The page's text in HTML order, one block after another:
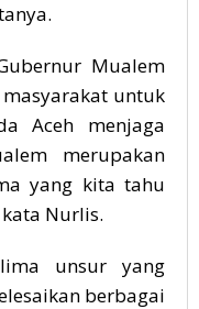
Mualem
untuk
Aceh menjaga
merupakan
yang kita tahu
Nurlis.
unsur yang
berbagai